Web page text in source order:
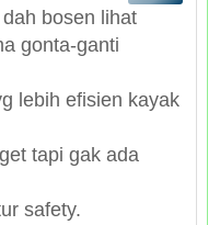
bosen lihat
gonta-ganti
lebih efisien kayak
tapi gak ada
safety.